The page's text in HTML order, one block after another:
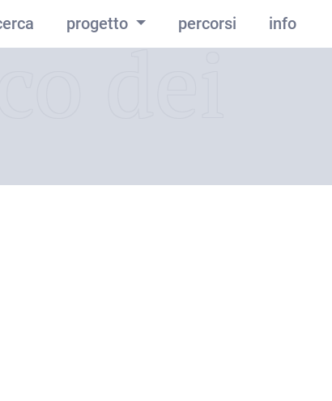
progetto percorsi info
dei